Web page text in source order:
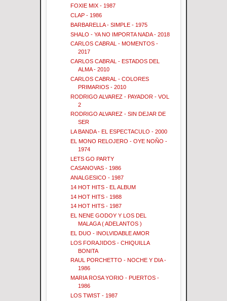
FOXIE MIX - 1987
CLAP - 1986
BARBARELLA - SIMPLE - 1975
SHALO - YA NO IMPORTA NADA - 2018
CARLOS CABRAL - MOMENTOS -
2017
CARLOS CABRAL - ESTADOS DEL
ALMA - 2010
CARLOS CABRAL - COLORES
PRIMARIOS - 2010
RODRIGO ALVAREZ - PAYADOR - VOL
2
RODRIGO ALVAREZ - SIN DEJAR DE
SER
LA BANDA - EL ESPECTACULO - 2000
EL MONO RELOJERO - OYE NOÑO -
1974
LETS GO PARTY
CASANOVAS - 1986
ANALGESICO - 1987
14 HOT HITS - EL ALBUM
14 HOT HITS - 1988
14 HOT HITS - 1987
EL NENE GODOY Y LOS DEL
MALAGA ( ADELANTOS )
EL DUO - INOLVIDABLE AMOR
LOS FORAJIDOS - CHIQUILLA
BONITA
RAUL PORCHETTO - NOCHE Y DIA -
1986
MARIA ROSA YORIO - PUERTOS -
1986
LOS TWIST - 1987